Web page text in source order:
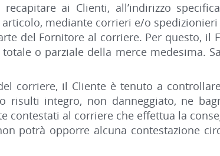
ai Clienti, all’indirizzo
mediante corrieri e/o spedizionieri
del Fornitore al corriere. Per questo, il
o parziale della merce medesima.
corriere, il Cliente è tenuto a
risulti integro, non danneggiato, ne
contestati al corriere che effettua la
potrà opporre alcuna contestazione